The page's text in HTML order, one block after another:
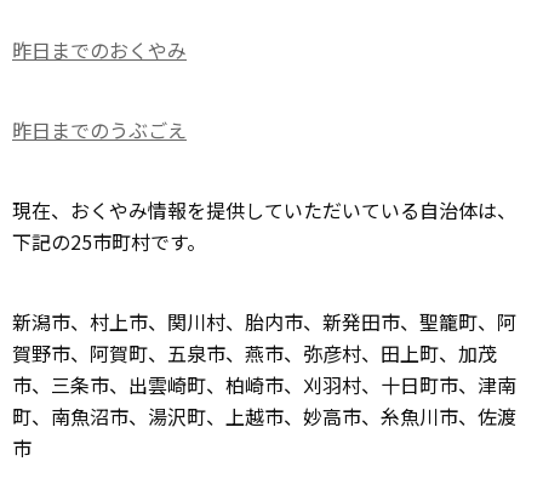
昨日までのおくやみ
昨日までのうぶごえ
現在、おくやみ情報を提供していただいている自治体は、
下記の25市町村です。
新潟市、村上市、関川村、胎内市、新発田市、聖籠町、阿
賀野市、阿賀町、五泉市、燕市、弥彦村、田上町、加茂
市、三条市、出雲崎町、柏崎市、刈羽村、十日町市、津南
町、南魚沼市、湯沢町、上越市、妙高市、糸魚川市、佐渡
市